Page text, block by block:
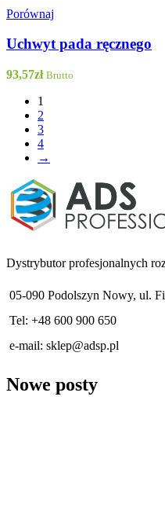
Porównaj
Uchwyt pada ręcznego
93,57zł Brutto
1
2
3
4
→
Dystrybutor profesjonalnych
05-090 Podolszyn Nowy, ul.
Tel: +48 600 900 650
e-mail: sklep@adsp.pl
Nowe posty